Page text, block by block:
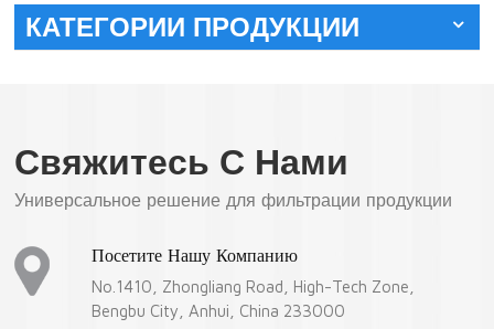
КАТЕГОРИИ ПРОДУКЦИИ
Свяжитесь С Нами
Универсальное решение для фильтрации продукции
Посетите Нашу Компанию
No.1410, Zhongliang Road, High-Tech Zone,
Bengbu City, Anhui, China 233000